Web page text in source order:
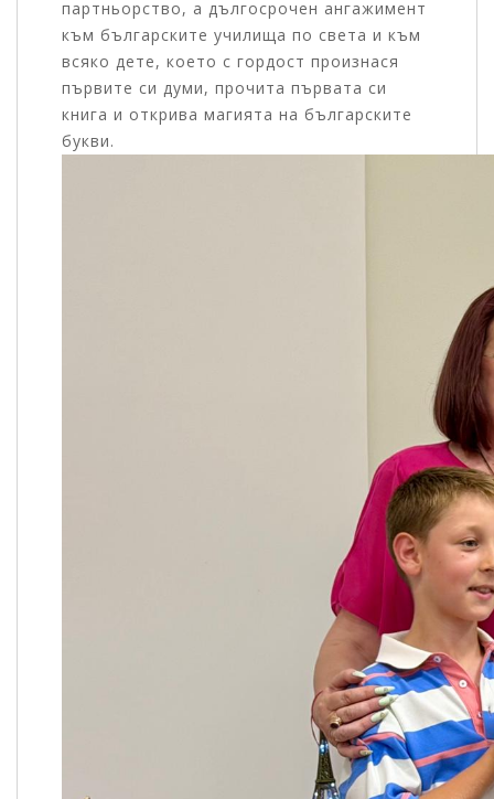
партньорство, а дългосрочен ангажимент
към българските училища по света и към
всяко дете, което с гордост произнася
първите си думи, прочита първата си
книга и открива магията на българските
букви.